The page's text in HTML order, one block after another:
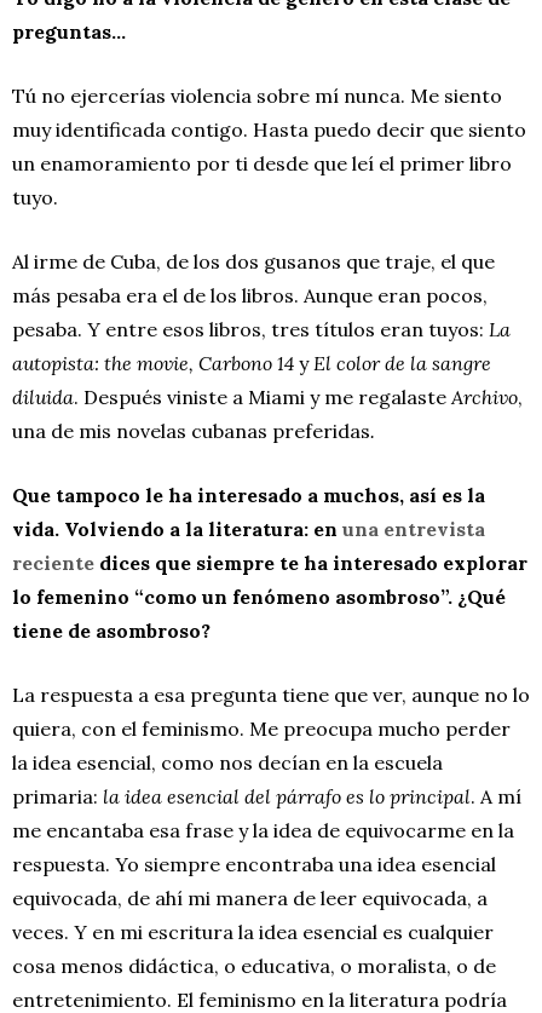
preguntas…
Tú no ejercerías violencia sobre mí nunca. Me siento
muy identificada contigo. Hasta puedo decir que siento
un enamoramiento por ti desde que leí el primer libro
tuyo.
Al irme de Cuba, de los dos gusanos que traje, el que
más pesaba era el de los libros. Aunque eran pocos,
pesaba. Y entre esos libros, tres títulos eran tuyos: La
autopista: the movie, Carbono 14 y El color de la sangre
diluida. Después viniste a Miami y me regalaste Archivo,
una de mis novelas cubanas preferidas.
Que tampoco le ha interesado a muchos, así es la
vida. Volviendo a la literatura: en una entrevista
reciente dices que siempre te ha interesado explorar
lo femenino “como un fenómeno asombroso”. ¿Qué
tiene de asombroso?
La respuesta a esa pregunta tiene que ver, aunque no lo
quiera, con el feminismo. Me preocupa mucho perder
la idea esencial, como nos decían en la escuela
primaria: la idea esencial del párrafo es lo principal. A mí
me encantaba esa frase y la idea de equivocarme en la
respuesta. Yo siempre encontraba una idea esencial
equivocada, de ahí mi manera de leer equivocada, a
veces. Y en mi escritura la idea esencial es cualquier
cosa menos didáctica, o educativa, o moralista, o de
entretenimiento. El feminismo en la literatura podría